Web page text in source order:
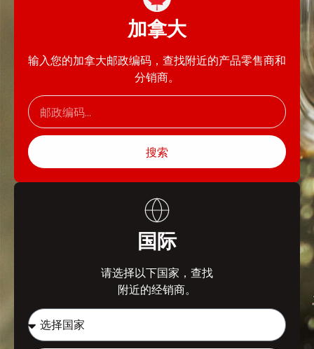
加拿大
输入您的加拿大邮政编码，查找附近的产品零售商和
分销商。
搜索
国际
请选择以下国家，查找
附近的经销商。